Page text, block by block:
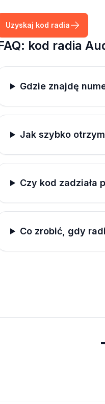
Uzyskaj kod radia
kod radia
Gdzie znajdę
Jak szybko
Czy kod zadziała
Co zrobić, gdy